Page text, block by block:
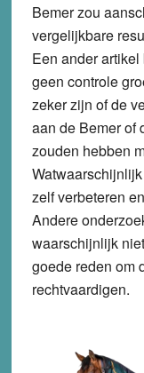
Bemer zou
vergelijkbare
Een ander
geen controle
zeker zijn of de
aan de Bemer of
zouden hebben
zelf verbeteren
Andere
waarschijnlijk
goede reden om
rechtvaardigen.